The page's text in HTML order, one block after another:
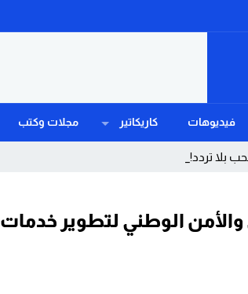
فيديوهات كاريكاتير مجلات وكتب
تردد! عندما يهز_
والأمن الوطني لتطوير خدمات